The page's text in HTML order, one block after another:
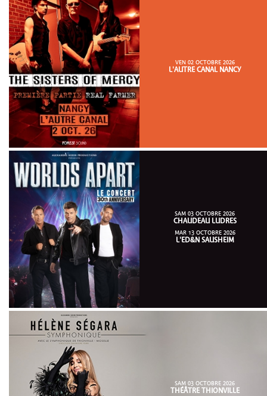
VEN 02 OCTOBRE 2026
L'AUTRE CANAL NANCY
SAM 03 OCTOBRE 2026
CHAUDEAU LUDRES
MAR 13 OCTOBRE 2026
L'ED&N SAUSHEIM
SAM 03 OCTOBRE 2026
THÉÂTRE THIONVILLE